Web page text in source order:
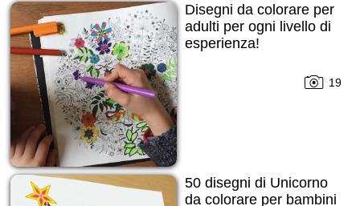
Disegni da colorare per
adulti per ogni livello di
esperienza!
19
50 disegni di Unicorno
da colorare per bambini